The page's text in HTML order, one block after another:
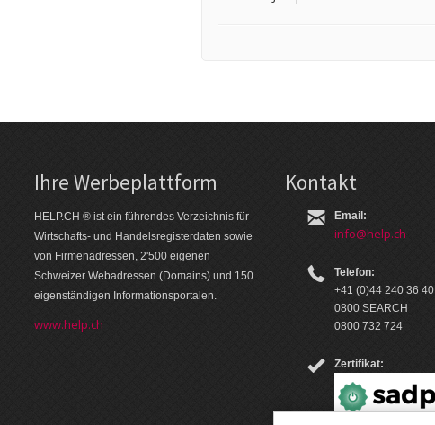
Ihre Werbe­platt­form
HELP.CH ® ist ein führendes Ver­zeich­nis für
Wirt­schafts- und Handels­register­daten so­wie
von Firmen­adressen, 2'500 eige­nen
Schweizer Web­adressen (Domains) und 150
eigen­ständigen Infor­mations­por­talen.
www.help.ch
Kontakt
Email:
info@help.ch
Telefon:
+41 (0)44 240 36 40
0800 SEARCH
0800 732 724
Zertifikat: